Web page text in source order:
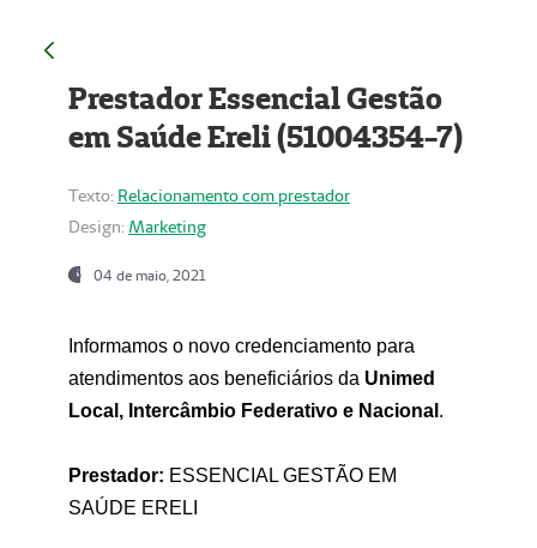
Prestador Essencial Gestão
em Saúde Ereli (51004354-7)
Texto: Relacionamento com prestador
Design: Marketing
04 de maio, 2021
Informamos o novo credenciamento para
atendimentos aos beneficiários da Unimed
Local, Intercâmbio Federativo e Nacional .
Prestador: ESSENCIAL GESTÃO EM
SAÚDE ERELI